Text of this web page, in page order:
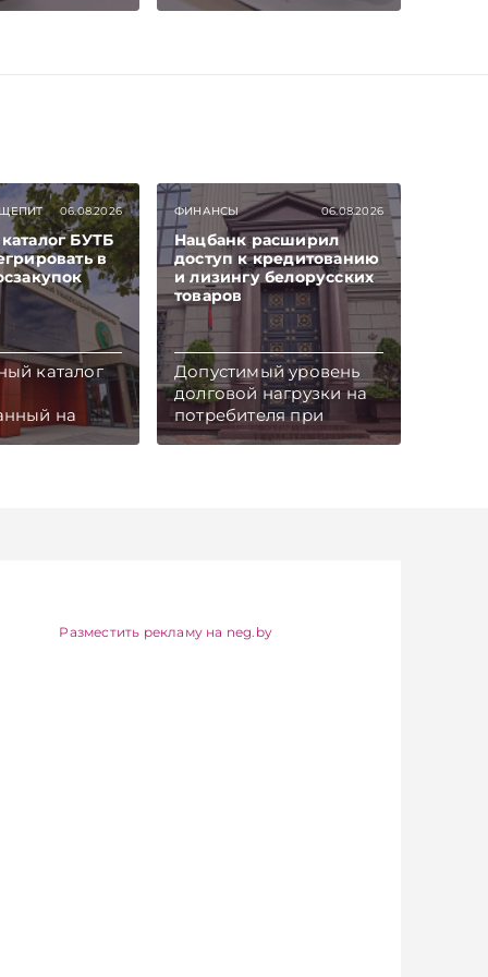
новые статьи
TelegramViber
06.08.2026
БУТБ
в
каталог
на
и Viber.
экономике
раньше,
ФИНАНСЫ 06.08.2026
Нацбанк расширил
доступ к кредитованию
и лизингу белорусских
товаров
Допустимый уровень
долговой нагрузки на
потребителя при
кредитовании покупки
Telegram‑канал и Viber.
Разместить рекламу на neg.by